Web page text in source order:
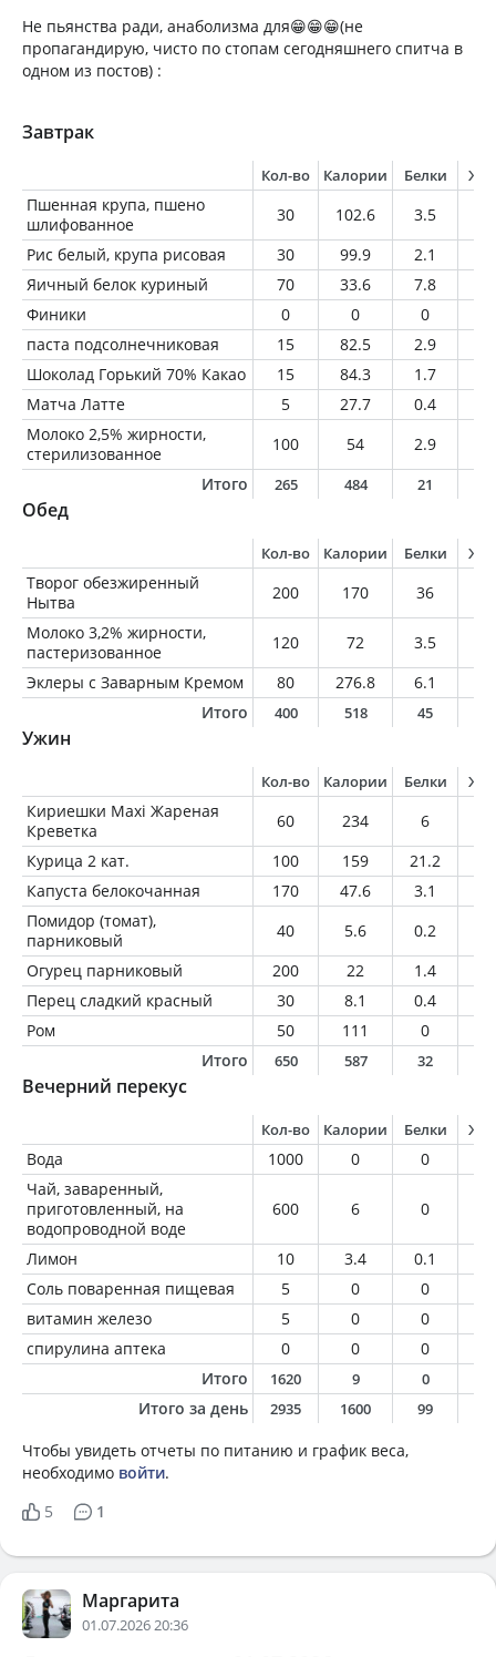
Не пьянства ради, анаболизма для😁😁😁(не
пропагандирую, чисто по стопам сегодняшнего спитча в
одном из постов) :
Завтрак
Кол-во Калории Белки
Пшенная крупа, пшено
шлифованное
30 102.6 3.5
Рис белый, крупа рисовая
30 99.9 2.1
Яичный белок куриный
70 33.6 7.8
Финики
0 0 0
паста подсолнечниковая
15 82.5 2.9
Шоколад Горький 70% Какао
15 84.3 1.7
Матча Латте
5 27.7 0.4
Молоко 2,5% жирности,
стерилизованное
100 54 2.9
Итого
265 484 21
Обед
Кол-во Калории Белки
Творог обезжиренный
Нытва
200 170 36
Молоко 3,2% жирности,
пастеризованное
120 72 3.5
Эклеры с Заварным Кремом
80 276.8 6.1
Итого
400 518 45
Ужин
Кол-во Калории Белки
Кириешки Maxi Жареная
Креветка
60 234 6
Курица 2 кат.
100 159 21.2
Капуста белокочанная
170 47.6 3.1
Помидор (томат),
парниковый
40 5.6 0.2
Огурец парниковый
200 22 1.4
Перец сладкий красный
30 8.1 0.4
Ром
50 111 0
Итого
650 587 32
Вечерний перекус
Кол-во Калории Белки
Вода 1000 0 0
Чай, заваренный,
приготовленный, на
водопроводной воде
600 6 0
Лимон 10 3.4 0.1
Соль поваренная пищевая
5 0 0
витамин железо
5 0 0
спирулина аптека
0 0 0
Итого
1620 9 0
Итого за день 2935 1600 99
Чтобы увидеть отчеты по питанию и график веса,
необходимо войти.
5
1
Маргарита
01.07.2026 20:36